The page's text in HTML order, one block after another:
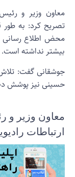
وزیر و رئیس
کرد: به طور
اطلاع رسانی
نداشته است.
گفت: تلاش
نیز پوشش دهی
وزیر و